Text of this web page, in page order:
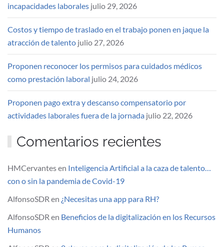
incapacidades laborales julio 29, 2026
Costos y tiempo de traslado en el trabajo ponen en jaque la
atracción de talento julio 27, 2026
Proponen reconocer los permisos para cuidados médicos
como prestación laboral julio 24, 2026
Proponen pago extra y descanso compensatorio por
actividades laborales fuera de la jornada julio 22, 2026
Comentarios recientes
HMCervantesen Inteligencia Artificial a la caza de talento…
con o sin la pandemia de Covid-19
AlfonsoSDR en ¿Necesitas una app para RH?
AlfonsoSDR en Beneficios de la digitalización en los Recursos
Humanos